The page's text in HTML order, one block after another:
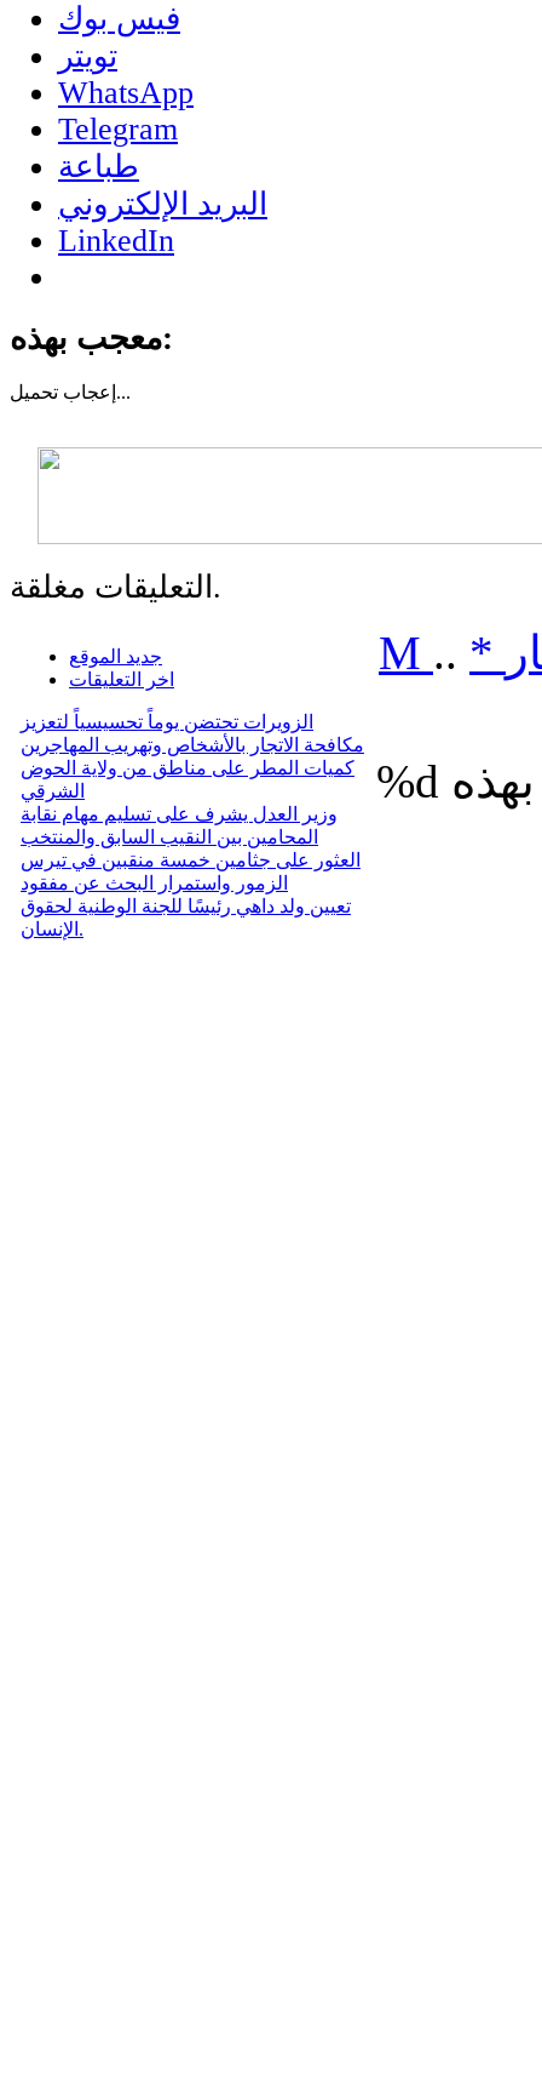
فيس بوك
تويتر
WhatsApp
Telegram
طباعة
البريد الإلكتروني
LinkedIn
معجب بهذه:
إعجاب تحميل...
التعليقات مغلقة.
جديد الموقع
اخر التعليقات
الزويرات تحتضن يوماً تحسيسياً لتعزيز
مكافحة الاتجار بالأشخاص وتهريب المهاجرين
كميات المطر على مناطق من ولاية الحوض
الشرقي
وزير العدل يشرف على تسليم مهام نقابة
المحامين بين النقيب السابق والمنتخب
العثور على جثامين خمسة منقبين في تيرس
الزمور واستمرار البحث عن مفقود
تعيين ولد داهي رئيسًا للجنة الوطنية لحقوق
الإنسان.
M .. *
%d